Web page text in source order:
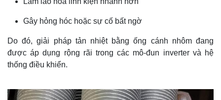
Gây hỏng hóc hoặc sự cố bất ngờ
Do đó, giải pháp tản nhiệt bằng ống cánh nhôm đang
được áp dụng rộng rãi trong các mô-đun inverter và hệ
thống điều khiển.